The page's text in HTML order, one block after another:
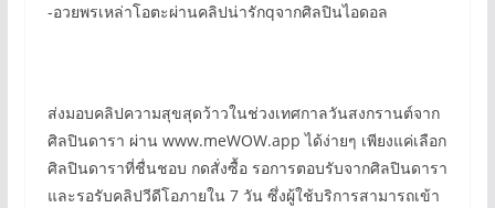
-อวยพรเหล่าโอตะผ่านคลิปน่ารักqจากศิลปินไอดอล
ส่งมอบคลิปความสุขสุดว้าวในช่วงเทศกาลวันสงกรานต์จาก
ศิลปินดารา ผ่าน www.meWOW.app ได้ง่ายๆ เพียงแค่เลือก
ศิลปินดาราที่ชื่นชอบ กดสั่งซื้อ รอการตอบรับจากศิลปินดารา
และรอรับคลิปวีดีโอภายใน 7 วัน ซึ่งผู้ใช้บริการสามารถเข้า